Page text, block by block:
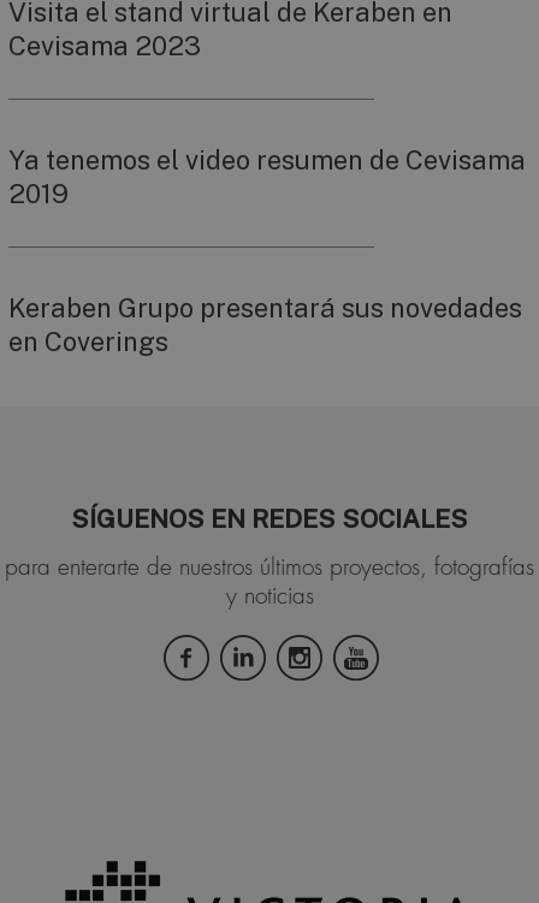
Visita el stand virtual de Keraben en
Cevisama 2023
Ya tenemos el video resumen de Cevisama
2019
Keraben Grupo presentará sus novedades
en Coverings
SÍGUENOS EN REDES SOCIALES
para enterarte de nuestros últimos proyectos, fotografías
y noticias